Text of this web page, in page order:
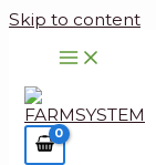
Skip to content